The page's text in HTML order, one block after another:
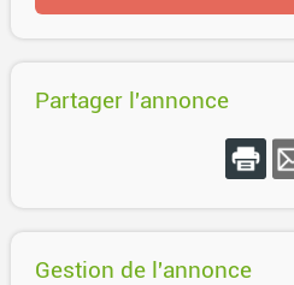
Partager l'annonce
Gestion de l'annonce